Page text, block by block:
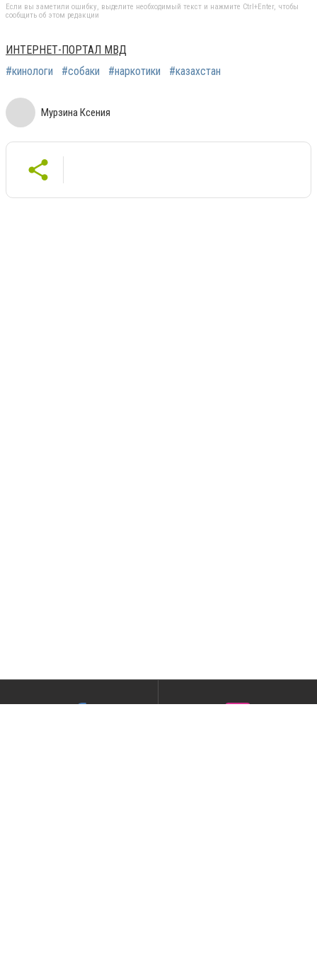
Если вы заметили ошибку, выделите необходимый текст и нажмите Ctrl+Enter, чтобы
сообщить об этом редакции
ИНТЕРНЕТ-ПОРТАЛ МВД
#кинологи
#собаки #наркотики #казахстан
Мурзина Ксения